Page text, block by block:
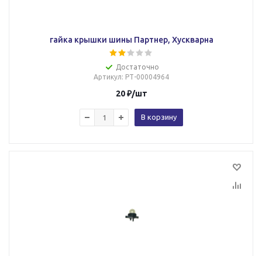
гайка крышки шины Партнер, Хускварна
Достаточно
Артикул: РТ-00004964
20₽/шт
В корзину